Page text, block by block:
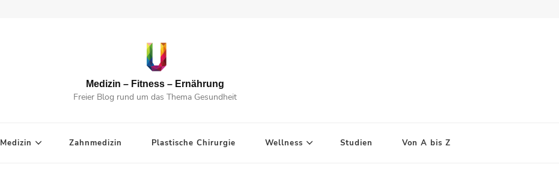
Medizin – Fitness – Ernährung
Freier Blog rund um das Thema Gesundheit
Medizin Zahnmedizin Plastische Chirurgie Wellness Studien Von A bis Z